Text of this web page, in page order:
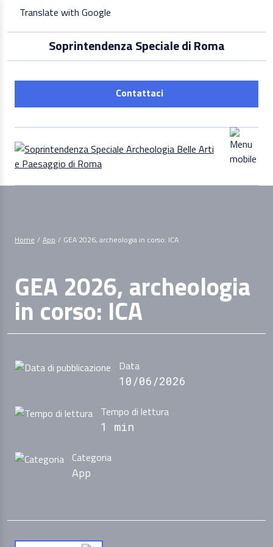
content
Translate with Google
Soprintendenza Speciale di Roma
Contattaci
Home / App / GEA 2026, archeologia in corso: ICA
GEA 2026, archeologia
in corso: ICA
Data
10/06/2026
Tempo di lettura
1 min
Categoria
App